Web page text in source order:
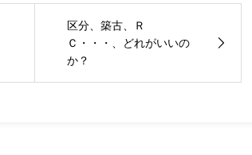
区分、築古、Ｒ
Ｃ・・・、どれがいいの
か？